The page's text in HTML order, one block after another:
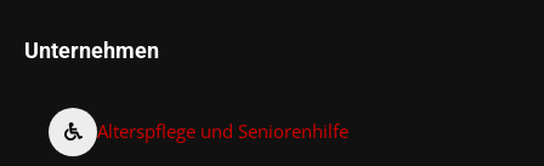
Unternehmen
Alterspflege und Seniorenhilfe